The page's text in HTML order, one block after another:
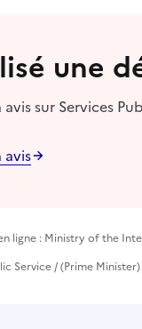
une
avis sur Services
avis
ligne : Ministry of the
Service / (Prime Minister)